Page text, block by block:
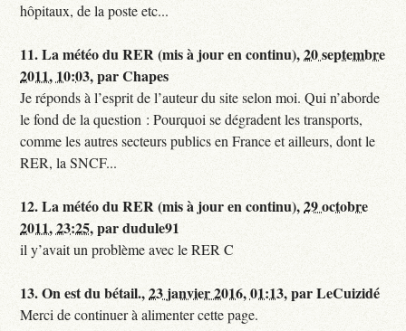
hôpitaux, de la poste etc...
11.La météo du RER (mis à jour en continu),20 septembre
2011, 10:03,parChapes
Je réponds à l’esprit de l’auteur du site selon moi. Qui n’aborde
le fond de la question : Pourquoi se dégradent les transports,
comme les autres secteurs publics en France et ailleurs, dont le
RER, la SNCF...
12.La météo du RER (mis à jour en continu),29 octobre
2011, 23:25,pardudule91
il y’avait un problème avec le RER C
13.On est du bétail.,23 janvier 2016, 01:13,parLeCuizidé
Merci de continuer à alimenter cette page.